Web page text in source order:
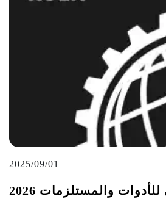
2025/09/01
2026 المعرض الدولي للأدوات والمستلزمات